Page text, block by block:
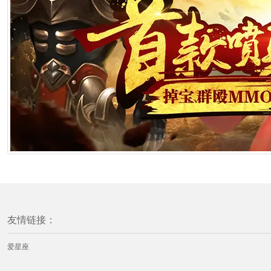
友情链接：
爱星座